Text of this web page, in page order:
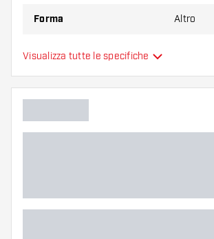
Forma Altro
Tipo
Colore principale
Visualizza tutte le specifiche